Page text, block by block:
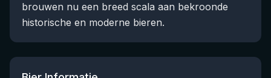
brouwen nu een breed scala aan bekroonde
historische en moderne bieren.